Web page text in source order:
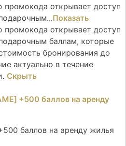
промокода открывает доступ
Показать
промокода открывает доступ
баллам, которые
бронирования до
актуально в течение
Скрыть
баллов на аренду жилья